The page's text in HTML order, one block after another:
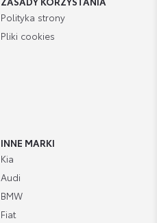
Polityka strony
Pliki cookies
INNE MARKI
Kia
Audi
BMW
Fiat